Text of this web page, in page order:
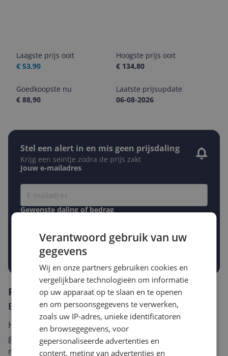
Laagste prijs ooit
€ 53,90
Hoogste prijs ooit
€ 134,80
Goedkoopste nu
€ 88,90
Laatste prijsupdate
06-08-2026
Stel een alert in en mis geen prijsdaling
Krijg een seintje zodra de prijs zakt
Jouw e-mailadres
Gewenste daling of bedrag
-5%
Prijsalert aanzetten
Reviews
Er zijn nog geen reviews geschreven
Heb jij dit product in bezit en wil je graag je mening
geven? Start dan hieronder met het schrijven van je
review. Afhankelijk van de details duurt het schrijven
Verantwoord gebruik van uw
gegevens
Wij en onze partners gebruiken cookies en
vergelijkbare technologieën om informatie
op uw apparaat op te slaan en te openen
en om persoonsgegevens te verwerken,
zoals uw IP-adres, unieke identificatoren
en browsegegevens, voor
gepersonaliseerde advertenties en
content, meting van advertenties en